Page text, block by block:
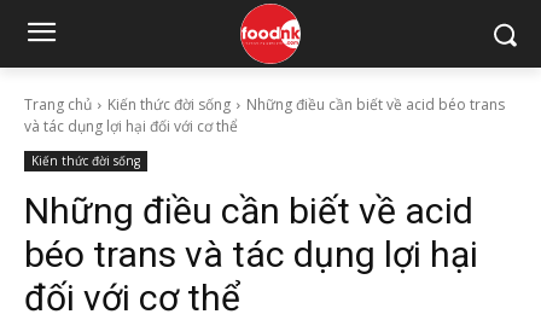
Trang chủ Kiến thức đời sống
Những điều cần biết về acid béo trans
và tác dụng lợi hại đối với cơ thể
Kiến thức đời sống
Những điều cần biết về acid
béo trans và tác dụng lợi hại
đối với cơ thể